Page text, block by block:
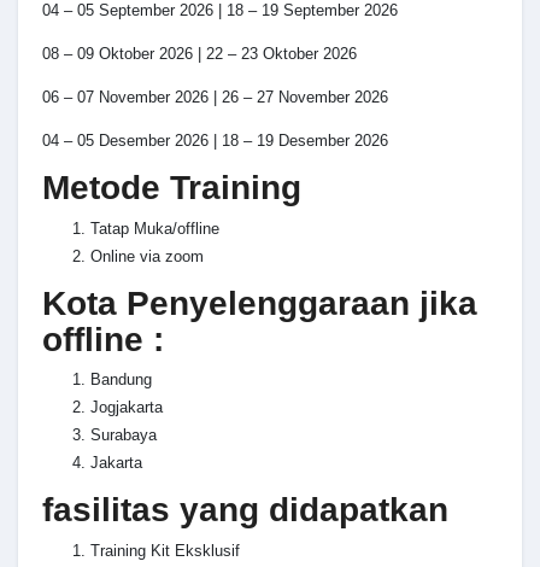
04 – 05 September 2026 | 18 – 19 September 2026
08 – 09 Oktober 2026 | 22 – 23 Oktober 2026
06 – 07 November 2026 | 26 – 27 November 2026
04 – 05 Desember 2026 | 18 – 19 Desember 2026
Metode Training
Tatap Muka/offline
Online via zoom
Kota Penyelenggaraan jika
offline :
Bandung
Jogjakarta
Surabaya
Jakarta
fasilitas yang didapatkan
Training Kit Eksklusif